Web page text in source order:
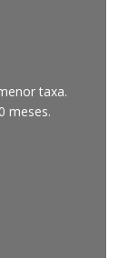
taxa.
meses.